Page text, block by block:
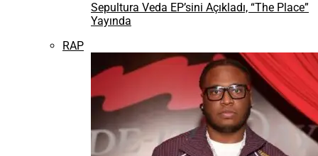
Sepultura Veda EP’sini Açıkladı, “The Place”
Yayında
RAP